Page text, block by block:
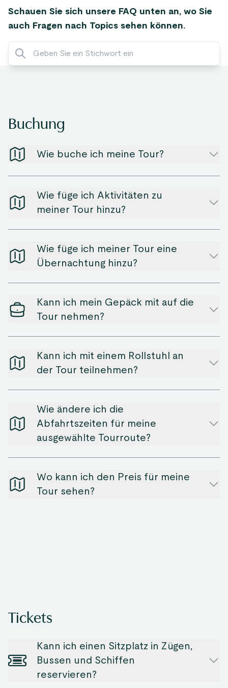
Schauen Sie sich unsere FAQ unten an, wo Sie
auch Fragen nach Topics sehen können.
Buchung
Wie buche ich meine Tour?
Wie füge ich Aktivitäten zu
meiner Tour hinzu?
Wie füge ich meiner Tour eine
Übernachtung hinzu?
Kann ich mein Gepäck mit auf die
Tour nehmen?
Kann ich mit einem Rollstuhl an
der Tour teilnehmen?
Wie ändere ich die
Abfahrtszeiten für meine
ausgewählte Tourroute?
Wo kann ich den Preis für meine
Tour sehen?
Tickets
Kann ich einen Sitzplatz in Zügen,
Bussen und Schiffen
reservieren?